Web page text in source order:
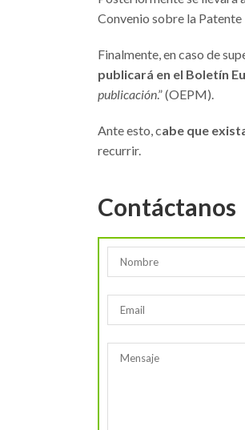
Convenio sobre la Patente
Finalmente, en caso de
publicará en el Boletín
publicación.” (OEPM).
Ante esto, cabe que
recurrir.
Contáctanos